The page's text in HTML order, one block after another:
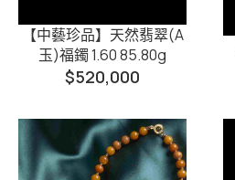
【中藝珍品】天然翡翠(A
玉)福鐲 1.60 85.80g
$520,000